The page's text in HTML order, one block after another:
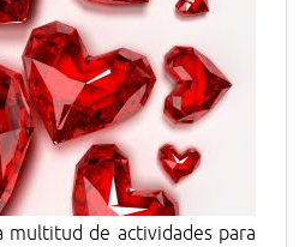
multitud de actividades para